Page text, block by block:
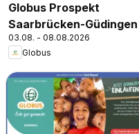
Globus Prospekt
Saarbrücken-Güdingen
03.08. - 08.08.2026
Globus